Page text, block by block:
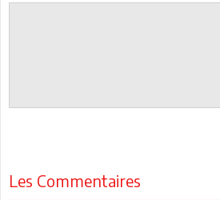
Les Commentaires